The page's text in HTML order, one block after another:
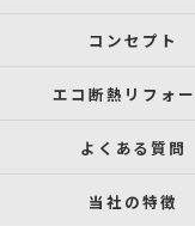
コンセプト
エコ断熱リフォ
よくある質問
当社の特徴